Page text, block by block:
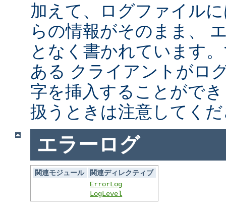
加えて、ログファイル
らの情報がそのまま、
となく書かれています
ある クライアントがロ
字を挿入することがで
扱うときは注意してく
エラーログ
関連モジュール
関連ディレクティブ
ErrorLog
LogLevel